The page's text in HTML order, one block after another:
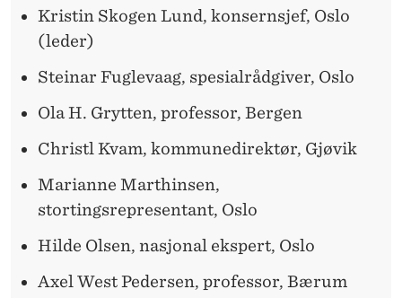
Kristin Skogen Lund, konsernsjef, Oslo
(leder)
Steinar Fuglevaag, spesialrådgiver, Oslo
Ola H. Grytten, professor, Bergen
Christl Kvam, kommunedirektør, Gjøvik
Marianne Marthinsen,
stortingsrepresentant, Oslo
Hilde Olsen, nasjonal ekspert, Oslo
Axel West Pedersen, professor, Bærum